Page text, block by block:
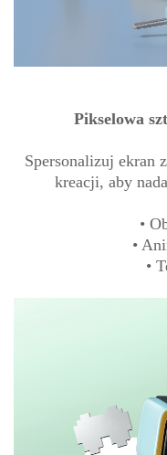
Pikselowa
Spersonalizuj ekran
kreacji, aby
•
•
•